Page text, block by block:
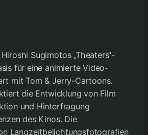
Sugimotos „Theaters“-
für eine animierte Video-
mit Tom & Jerry-Cartoons.
die Entwicklung von Film
und Hinterfragung
des Kinos. Die
Langzeitbelichtungsfotografien